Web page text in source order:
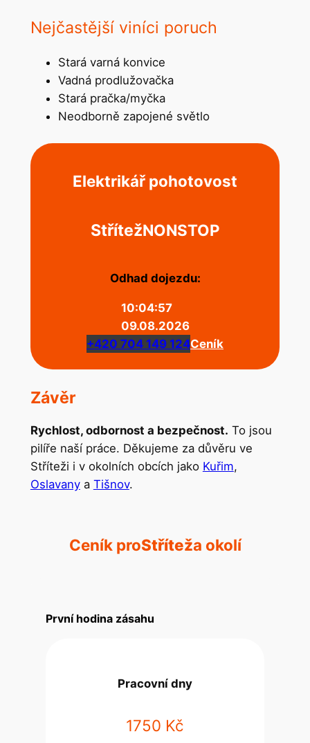
Nejčastější viníci poruch
Stará varná konvice
Vadná prodlužovačka
Stará pračka/myčka
Neodborně zapojené světlo
Elektrikář pohotovost
StřítežNONSTOP
Odhad dojezdu:
10:04:57
09.08.2026
+420 704 149 124Ceník
Závěr
Rychlost, odbornost a bezpečnost. To jsou
pilíře naší práce. Děkujeme za důvěru ve
Stříteži i v okolních obcích jako Kuřim,
Oslavanya Tišnov.
Ceník proStříteža okolí
První hodina zásahu
Pracovní dny
1750 Kč